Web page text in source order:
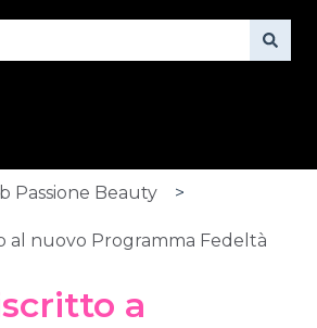
Passione Beauty
al nuovo Programma Fedeltà
a